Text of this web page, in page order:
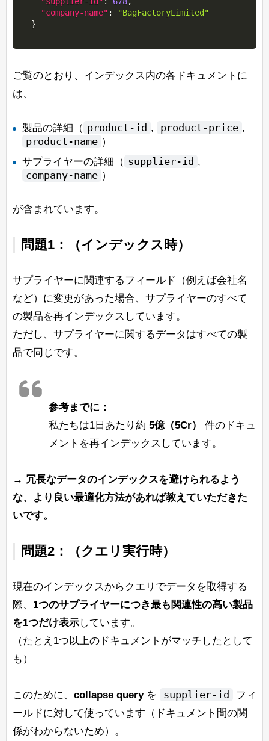
"company-name" :
"BagFactoryLimited"
}
ご覧のとおり、インデックス内の各ドキュメントに
は、
製品の詳細（ product-id , product-price ,
product-name ）
サプライヤーの詳細（ supplier-id ,
company-name ）
が含まれています。
問題1：（インデックス時）
サプライヤーに関連するフィールド（例えば会社名
など）に変更があった場合、サプライヤーのすべて
の製品を再インデックスしています。
ただし、サプライヤーに関するデータはすべての製
品で同じです。
参考までに：
私たちは1日あたり約 5億（5Cr）
件のドキュ
メントを再インデックスしています。
→ 冗長なデータのインデックスを避けられるよう
な、より良い最適化方法があれば教えていただきた
いです。
問題2：（クエリ実行時）
現在のインデックスからクエリでデータを取得する
際、 1つのサプライヤーにつき最も関連性の高い製品
を1つだけ表示しています。
（たとえ1つ以上のドキュメントがマッチしたとして
も）
このために、 collapse queryを supplier-id
フィ
ールドに対して使っています（ドキュメント間の関
係がわからないため）。